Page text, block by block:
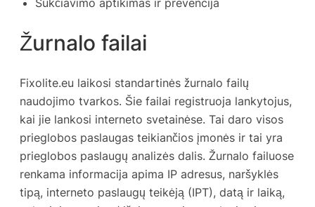
Sukčiavimo aptikimas ir prevencija
Žurnalo failai
Fixolite.eu laikosi standartinės žurnalo failų
naudojimo tvarkos. Šie failai registruoja lankytojus,
kai jie lankosi interneto svetainėse. Tai daro visos
prieglobos paslaugas teikiančios įmonės ir tai yra
prieglobos paslaugų analizės dalis. Žurnalo failuose
renkama informacija apima IP adresus, naršyklės
tipą, interneto paslaugų teikėją (IPT), datą ir laiką,